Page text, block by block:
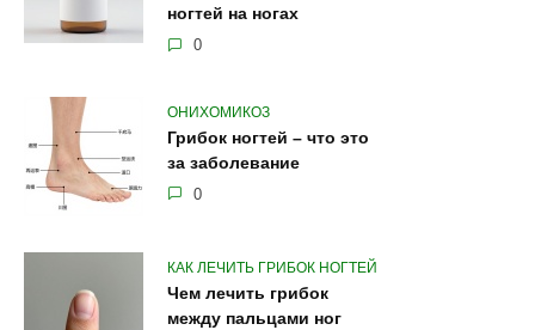
ногтей на ногах
0
ОНИХОМИКОЗ
Грибок ногтей – что это
за заболевание
0
КАК ЛЕЧИТЬ ГРИБОК НОГТЕЙ
Чем лечить грибок
между пальцами ног